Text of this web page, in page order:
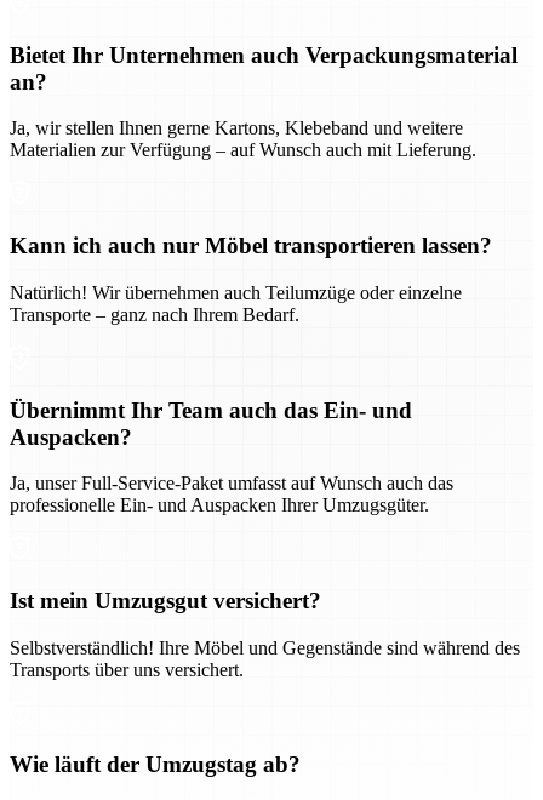
Bietet Ihr Unternehmen auch Verpackungsmaterial
an?
Ja, wir stellen Ihnen gerne Kartons, Klebeband und weitere
Materialien zur Verfügung – auf Wunsch auch mit Lieferung.
Kann ich auch nur Möbel transportieren lassen?
Natürlich! Wir übernehmen auch Teilumzüge oder einzelne
Transporte – ganz nach Ihrem Bedarf.
Übernimmt Ihr Team auch das Ein- und
Auspacken?
Ja, unser Full-Service-Paket umfasst auf Wunsch auch das
professionelle Ein- und Auspacken Ihrer Umzugsgüter.
Ist mein Umzugsgut versichert?
Selbstverständlich! Ihre Möbel und Gegenstände sind während des
Transports über uns versichert.
Wie läuft der Umzugstag ab?